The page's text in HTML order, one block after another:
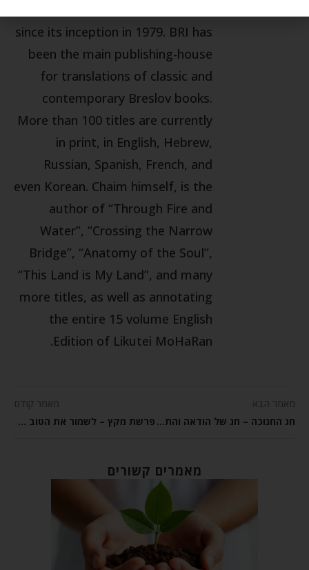
since its inception in 1979. BRI has
been the main publishing-house
for translations of classic and
contemporary Breslov books.
More than 100 titles are currently
in print, in English, Hebrew,
Russian, Spanish, French, and
even Korean. Chaim himself, is the
author of “Through Fire and
Water”, “Crossing the Narrow
Bridge”, “Anatomy of the Soul”,
“This Land is My Land”, and many
more titles, as well as annotating
the entire 15 volume English
Edition of Likutei MoHaRan.
מאמר הבא
חג החנוכה – חג של הודאה והתקרבות לה'
מאמר קודם
פרשת מקץ – לשמור את הטוב לתקופות קשות יותר
מאמרים קשורים